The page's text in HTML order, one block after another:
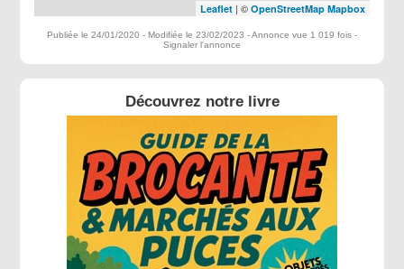
Leaflet| © OpenStreetMap Mapbox
Publiée le 24/01/2020 - Modifiée le 23/02/2023 - Annonce vue 1 019 fois -
Signaler l'annonce
Découvrez notre livre